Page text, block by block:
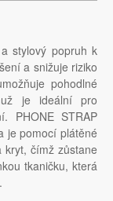
stylový popruh k
a snižuje riziko
pohodlné
je ideální pro
PHONE STRAP
je pomocí plátěné
kryt, čímž zůstane
tkaničku, která